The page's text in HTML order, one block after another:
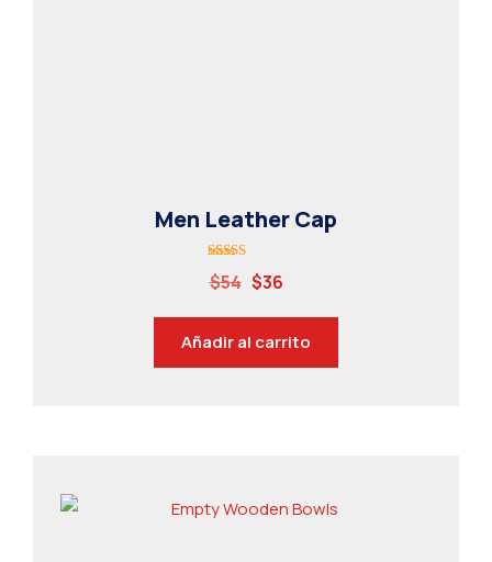
Men Leather Cap
Valorado
con
de 5
$54 $36
Añadir al carrito